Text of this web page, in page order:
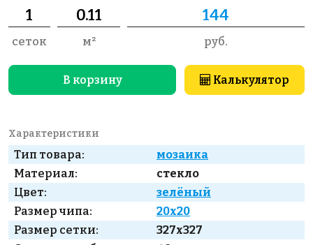
сеток м² руб.
В корзину Калькулятор
Характеристики
Тип товара:
мозаика
Материал:
стекло
Цвет:
зелёный
Размер чипа:
20x20
Размер сетки:
327x327